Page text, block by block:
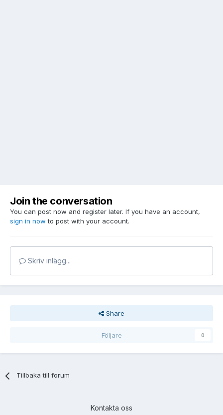
Join the conversation
You can post now and register later. If you have an account,
sign in now to post with your account.
Skriv inlägg...
Share
Följare 0
Tillbaka till forum
Kontakta oss